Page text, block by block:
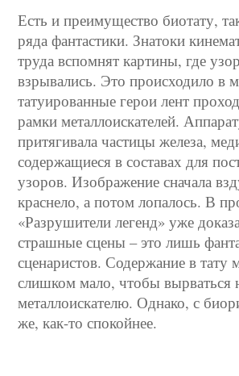
Есть и преимущество биотату,
ряда фантастики. Знатоки
труда вспомнят картины, где
взрывались. Это происходило в
татуированные герои лент
рамки металлоискателей.
притягивала частицы железа,
содержащиеся в составах для
узоров. Изображение сначала
краснело, а потом лопалось. В
«Разрушители легенд» уже
страшные сцены – это лишь
сценаристов. Содержание в тату
слишком мало, чтобы вырваться
металлоискателю. Однако, с
же, как-то спокойнее.